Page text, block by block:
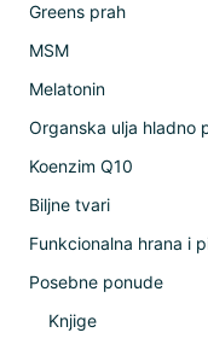
Greens prah
MSM
Melatonin
Organska ulja hladno
Koenzim Q10
Biljne tvari
Funkcionalna hrana i
Posebne ponude
Knjige